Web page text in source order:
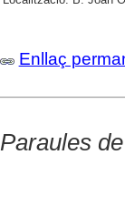
Enllaç
Paraules